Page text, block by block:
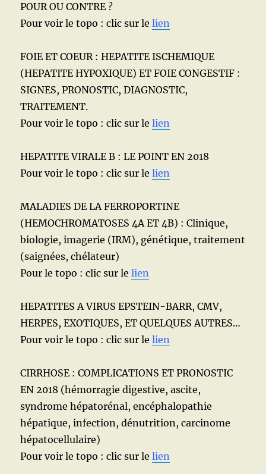
POUR OU CONTRE ?
Pour voir le topo : clic sur lelien
FOIE ET COEUR : HEPATITE ISCHEMIQUE
(HEPATITE HYPOXIQUE) ET FOIE CONGESTIF :
SIGNES, PRONOSTIC, DIAGNOSTIC,
TRAITEMENT.
Pour voir le topo : clic sur lelien
HEPATITE VIRALE B : LE POINT EN 2018
Pour voir le topo : clic sur lelien
MALADIES DE LA FERROPORTINE
(HEMOCHROMATOSES 4A ET 4B) : Clinique,
biologie, imagerie (IRM), génétique, traitement
(saignées, chélateur)
Pour le topo : clic sur lelien
HEPATITES A VIRUS EPSTEIN-BARR, CMV,
HERPES, EXOTIQUES, ET QUELQUES AUTRES…
Pour voir le topo : clic sur lelien
CIRRHOSE : COMPLICATIONS ET PRONOSTIC
EN 2018 (hémorragie digestive, ascite,
syndrome hépatorénal, encéphalopathie
hépatique, infection, dénutrition, carcinome
hépatocellulaire)
Pour voir le topo : clic sur lelien